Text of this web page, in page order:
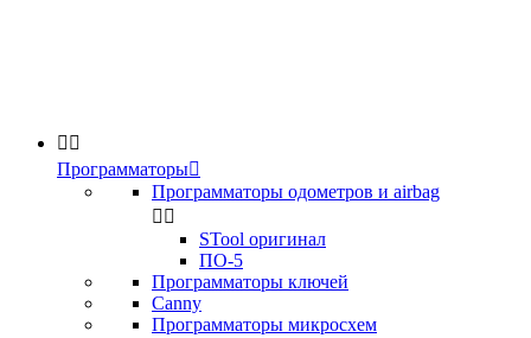
 
Программаторы
Программаторы одометров и airbag
 
STool оригинал
ПО-5
Программаторы ключей
Canny
Программаторы микросхем